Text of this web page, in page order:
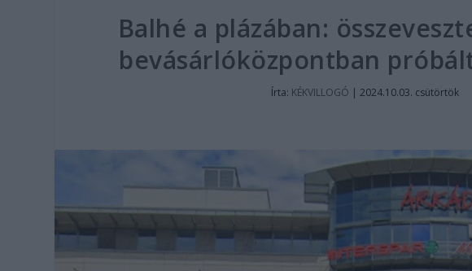
Balhé a plázában:
bevásárlóközpontban
Írta: KÉKVILLOGÓ | 2024.10.03. csütörtök